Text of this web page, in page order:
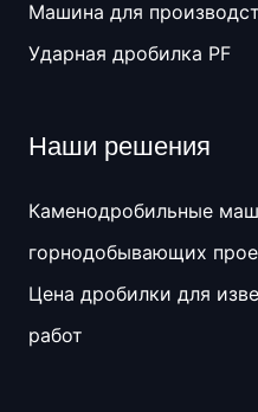
Машина для
Ударная дробилка PF
Наши решения
Каменодробильные
горнодобывающих
Цена дробилки для
работ